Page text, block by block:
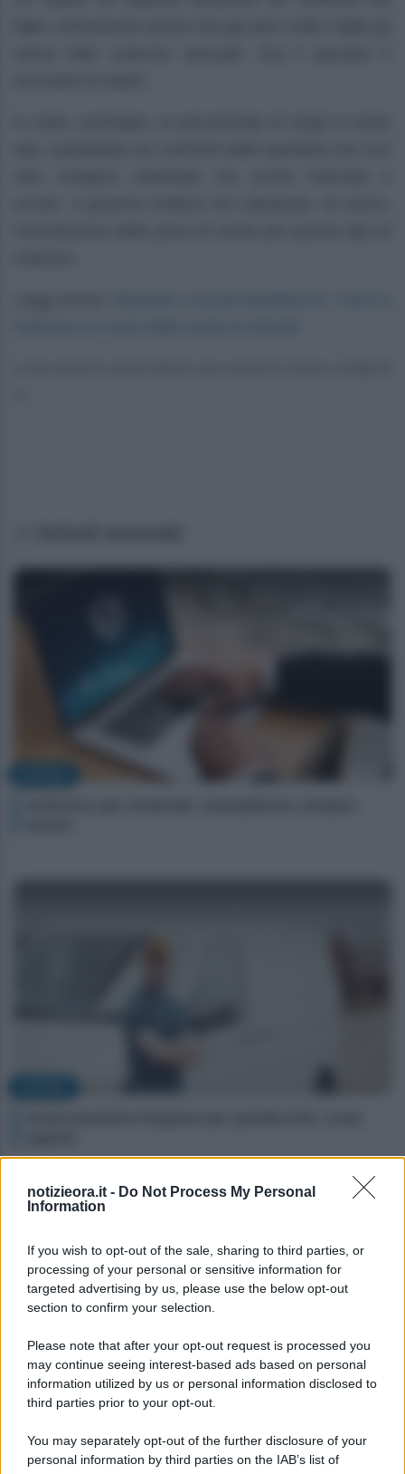
notizieora.it - Do Not Process My Personal
Information
If you wish to opt-out of the sale, sharing to third parties, or
processing of your personal or sensitive information for
targeted advertising by us, please use the below opt-out
section to confirm your selection.
Please note that after your opt-out request is processed you
may continue seeing interest-based ads based on personal
information utilized by us or personal information disclosed to
third parties prior to your opt-out.
You may separately opt-out of the further disclosure of your
personal information by third parties on the IAB’s list of
NOTIZIE
le abitudini di spesa dei consumatori